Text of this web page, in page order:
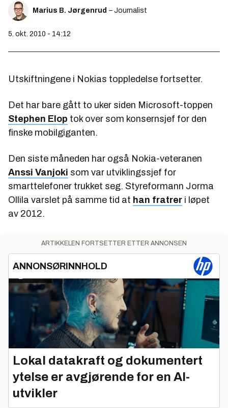
Marius B. Jørgenrud – Journalist
5. okt. 2010 - 14:12
Utskiftningene i Nokias toppledelse fortsetter.
Det har bare gått to uker siden Microsoft-toppen
Stephen Elop tok over som konsernsjef for den
finske mobilgiganten.
Den siste måneden har også Nokia-veteranen
Anssi Vanjoki som var utviklingssjef for
smarttelefoner trukket seg. Styreformann Jorma
Ollila varslet på samme tid at han fratrer i løpet
av 2012.
ARTIKKELEN FORTSETTER ETTER ANNONSEN
ANNONSØRINNHOLD
Lokal datakraft og dokumentert
ytelse er avgjørende for en AI-
utvikler